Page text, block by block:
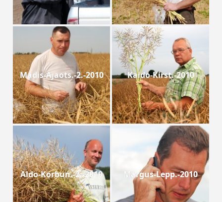
Madis-Ajaots.-2.-2010 Kaido-Kirst.-2010
Aldo-Korbun.-2.-2010 Margus-Lepp.-2010